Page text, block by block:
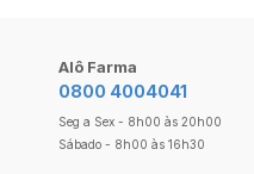
Alô Farma
0800 4004041
Seg a Sex - 8h00 às 20h00
Sábado - 8h00 às 16h30